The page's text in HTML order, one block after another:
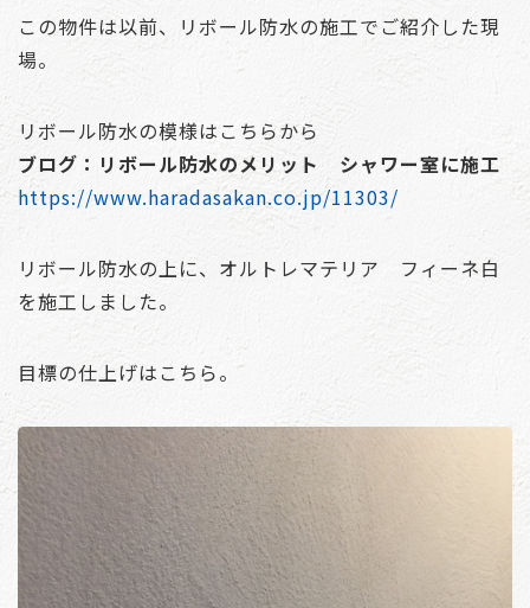
この物件は以前、リボール防水の施工でご紹介した現
場。
リボール防水の模様はこちらから
ブログ：リボール防水のメリット シャワー室に施工
https://www.haradasakan.co.jp/11303/
リボール防水の上に、オルトレマテリア フィーネ白
を施工しました。
目標の仕上げはこちら。